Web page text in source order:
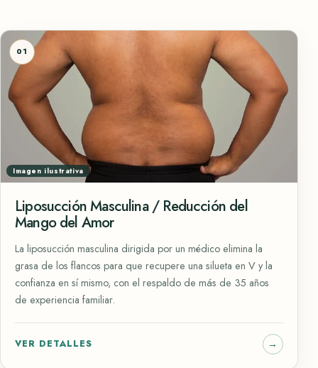
01
Imagen ilustrativa
Liposucción Masculina / Reducción del
Mango del Amor
La liposucción masculina dirigida por un médico elimina la
grasa de los flancos para que recupere una silueta en V y la
confianza en sí mismo, con el respaldo de más de 35 años
de experiencia familiar.
VER DETALLES